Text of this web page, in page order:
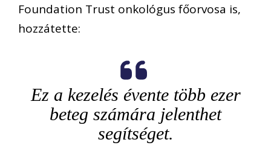
Foundation Trust onkológus főorvosa is,
hozzátette:
Ez a kezelés évente több ezer
beteg számára jelenthet
segítséget.